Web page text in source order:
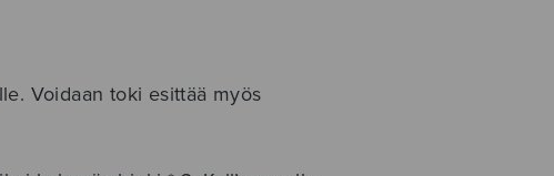
Voidaan toki esittää myös